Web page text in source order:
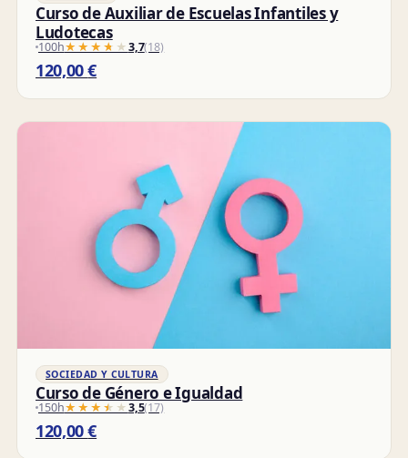
Curso de Auxiliar de Escuelas Infantiles y
Ludotecas
100h★★★★★
★★★★★3,7(18)
120,00€
SOCIEDAD Y CULTURA
Curso de Género e Igualdad
150h★★★★★
★★★★★3,5(17)
120,00€